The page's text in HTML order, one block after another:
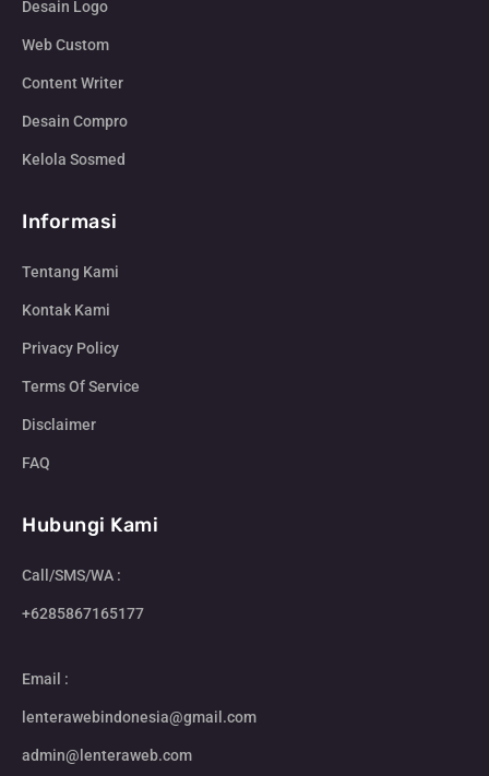
Desain Logo
Web Custom
Content Writer
Desain Compro
Kelola Sosmed
Informasi
Tentang Kami
Kontak Kami
Privacy Policy
Terms Of Service
Disclaimer
FAQ
Hubungi Kami
Call/SMS/WA :
+6285867165177
Email :
lenterawebindonesia@gmail.com
admin@lenteraweb.com